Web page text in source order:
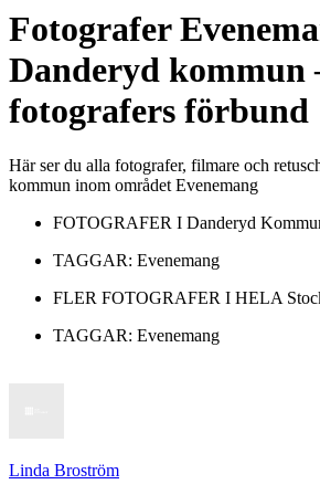
Fotografer
Danderyd kommun
fotografers förbund
Här ser du alla fotografer, filmare och
kommun inom området Evenemang
FOTOGRAFER I Danderyd
TAGGAR: Evenemang
FLER FOTOGRAFER I HELA
TAGGAR: Evenemang
Linda Broström